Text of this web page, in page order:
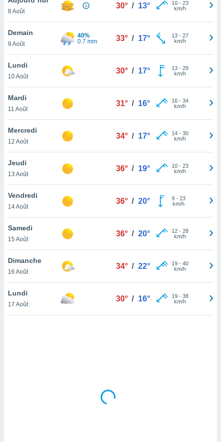
et
»,
au
vous
qu'ils
ou
le
ainsi
un
la
du
en
de
8 Août
30° / 13° 10- 23
km/h
Demain
9 Août
40%
0.7 mm
33° / 17° 13- 27
km/h
Lundi
10 Août
30° / 17° 13- 29
km/h
Mardi
11 Août
31° / 16° 16- 34
km/h
Mercredi
12 Août
34° / 17° 14- 30
km/h
Jeudi
13 Août
36° / 19° 10- 23
km/h
Vendredi
14 Août
36° / 20° 9- 23
km/h
Samedi
15 Août
36° / 20° 12- 28
km/h
Dimanche
16 Août
34° / 22° 19- 40
km/h
Lundi
17 Août
30° / 16° 19- 38
km/h